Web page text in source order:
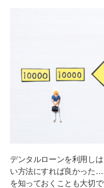
デンタルローンを利用し
い方法にすれば良かった
を知っておくことも大切で